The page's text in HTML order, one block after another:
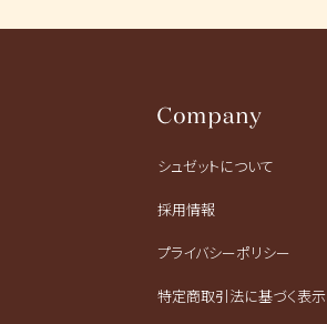
シュゼットについて
採用情報
プライバシーポリシー
特定商取引法に基づく表示